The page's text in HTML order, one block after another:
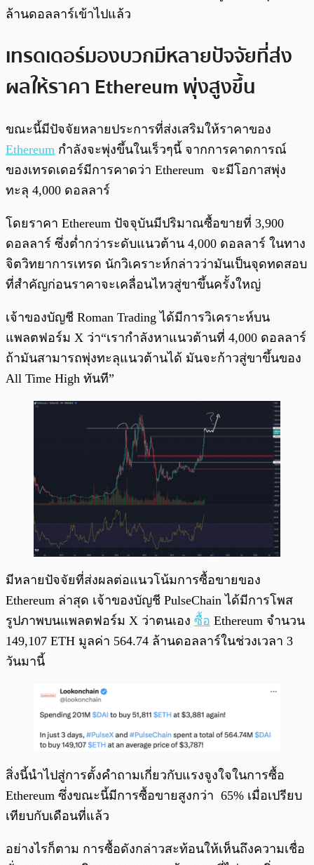
ล้านดอลลาร์เข้าไปแล้ว
เทรดเดอร์มองบวกมีหลายปัจจัยที่ส่ง
ผลให้ราคา Ethereum พุ่งสูงขึ้น
ขณะนี้มีปัจจัยหลายประการที่ส่งเสริมให้ราคาของ
Ethereum กำลังจะพุ่งขึ้นในเร็วๆนี้ จากการคาดการณ์
ของเทรดเดอร์มีการคาดว่า Ethereum จะมีโอกาสพุ่ง
ทะลุ 4,000 ดอลลาร์
โดยราคา Ethereum ปัจจุบันมีปริมาณซื้อขายที่ 3,900
ดอลลาร์ ซึ่งต่ำกว่าระดับแนวต้าน 4,000 ดอลลาร์ ในทาง
จิตวิทยาการเทรด นักวิเคราะห์กล่าวว่ามันเป็นจุดทดสอบ
ที่สำคัญก่อนราคาจะเคลื่อนไหวสู่ขาขึ้นครั้งใหญ่
เจ้าของบัญชี Roman Trading ได้มีการวิเคราะห์บน
แพลตฟอร์ม X ว่า“เรากำลังหาแนวต้านที่ 4,000 ดอลลาร์
ถ้ามันสามารถพุ่งทะลุแนวต้านได้ มันจะก้าวสู่ขาขึ้นของ
All Time High ทันที”
มีหลายปัจจัยที่ส่งผลต่อแนวโน้มการซื้อขายของ
Ethereum ล่าสุด เจ้าของบัญชี PulseChain ได้มีการโพส
รูปภาพบนแพลตฟอร์ม X ว่าตนเอง ซื้อ Ethereum จำนวน
149,107 ETH มูลค่า 564.74 ล้านดอลลาร์ในช่วงเวลา 3
วันมานี้
สิ่งนี้นำไปสู่การตั้งคำถามเกี่ยวกับแรงจูงใจในการซื้อ
Ethereum ซึ่งขณะนี้มีการซื้อขายสูงกว่า 65% เมื่อเปรียบ
เทียบกับเดือนที่แล้ว
อย่างไรก็ตาม การซื้อดังกล่าวสะท้อนให้เห็นถึงความเชื่อ